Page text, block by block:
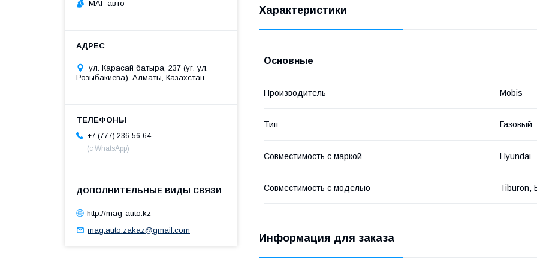
Характеристики
Основные
Производитель Mobis
Тип Газовый
Совместимость с маркой Hyundai
Совместимость с моделью Tiburon,
Информация для заказа
МАГ авто
ул. Карасай батыра, 237 (уг. ул.
Розыбакиева), Алматы, Казахстан
+7 (777) 236-56-64
(с WhatsApp)
http://mag-auto.kz
mag.auto.zakaz@gmail.com